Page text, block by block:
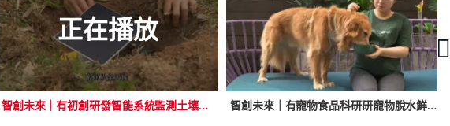
正在播放
智創未來｜有初創研發智能系統監測土壤環境 提升植樹升功率 智創未來｜有寵物食品科研研寵物脫水鮮食 助主人量身訂造合適餐單